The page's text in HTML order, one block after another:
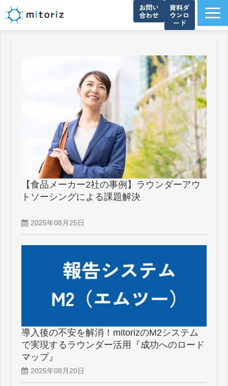
お問い
合わせ
資料ダ
ウンロ
ード
導入事例
ブログ
お知らせ
よくあるご質問
資料ダウンロード一覧
会社概要
【食品メーカー2社の事例】ラウンダーアウ
トソーシングによる課題解決
2025年08月25日
導入後の不安を解消！mitorizのM2システム
で実現するラウンダー活用『成功へのロード
マップ』
2025年08月20日